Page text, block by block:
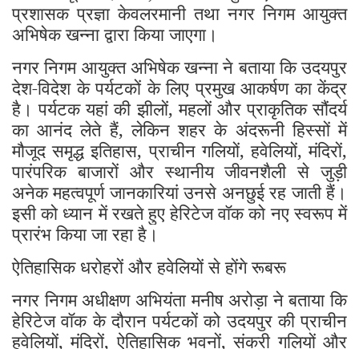
प्रशासक प्रज्ञा केवलरमानी तथा नगर निगम आयुक्त
अभिषेक खन्ना द्वारा किया जाएगा।
नगर निगम आयुक्त अभिषेक खन्ना ने बताया कि उदयपुर
देश-विदेश के पर्यटकों के लिए प्रमुख आकर्षण का केंद्र
है। पर्यटक यहां की झीलों, महलों और प्राकृतिक सौंदर्य
का आनंद लेते हैं, लेकिन शहर के अंदरूनी हिस्सों में
मौजूद समृद्ध इतिहास, प्राचीन गलियों, हवेलियों, मंदिरों,
पारंपरिक बाजारों और स्थानीय जीवनशैली से जुड़ी
अनेक महत्वपूर्ण जानकारियां उनसे अनछुई रह जाती हैं।
इसी को ध्यान में रखते हुए हेरिटेज वॉक को नए स्वरूप में
प्रारंभ किया जा रहा है।
ऐतिहासिक धरोहरों और हवेलियों से होंगे रूबरू
नगर निगम अधीक्षण अभियंता मनीष अरोड़ा ने बताया कि
हेरिटेज वॉक के दौरान पर्यटकों को उदयपुर की प्राचीन
हवेलियों, मंदिरों, ऐतिहासिक भवनों, संकरी गलियों और